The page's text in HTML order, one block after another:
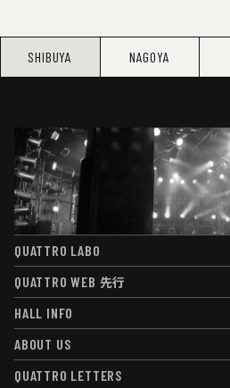
SHIBUYA NAGOYA
QUATTRO LABO
QUATTRO LABO
QUATTRO WEB 先行
QUATTRO WEB先行
HALL INFO
HALL INFO
ABOUT US
ABOUT US
QUATTRO LETTERS